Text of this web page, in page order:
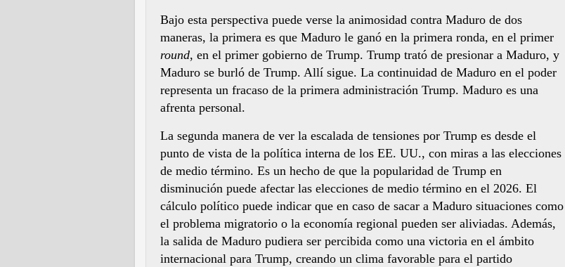
Bajo esta perspectiva puede verse la animosidad contra Maduro de dos
maneras, la primera es que Maduro le ganó en la primera ronda, en el primer
round, en el primer gobierno de Trump. Trump trató de presionar a Maduro, y
Maduro se burló de Trump. Allí sigue. La continuidad de Maduro en el poder
representa un fracaso de la primera administración Trump. Maduro es una
afrenta personal.
La segunda manera de ver la escalada de tensiones por Trump es desde el
punto de vista de la política interna de los EE. UU., con miras a las elecciones
de medio término. Es un hecho de que la popularidad de Trump en
disminución puede afectar las elecciones de medio término en el 2026. El
cálculo político puede indicar que en caso de sacar a Maduro situaciones como
el problema migratorio o la economía regional pueden ser aliviadas. Además,
la salida de Maduro pudiera ser percibida como una victoria en el ámbito
internacional para Trump, creando un clima favorable para el partido